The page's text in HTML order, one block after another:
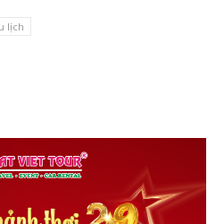
lịch